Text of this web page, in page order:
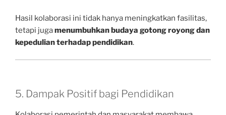
Hasil kolaborasi ini tidak hanya meningkatkan fasilitas,
tetapi jugamenumbuhkan budaya gotong royong dan
kepedulian terhadap pendidikan.
5. Dampak Positif bagi Pendidikan